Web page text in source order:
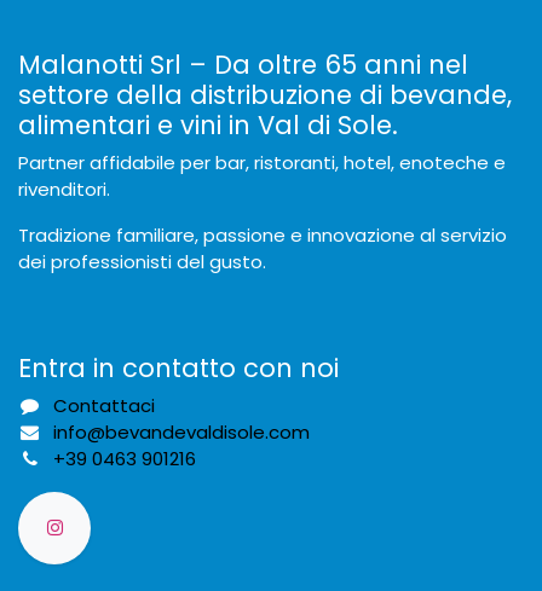
Malanotti Srl – Da oltre 65 anni nel
settore della distribuzione di bevande,
alimentari e vini in Val di Sole.
Partner affidabile per bar, ristoranti, hotel, enoteche e
rivenditori.
Tradizione familiare, passione e innovazione al servizio
dei professionisti del gusto.
Entra in contatto con noi
Contattaci
info@bevandevaldisole.com
+39 0463 901216